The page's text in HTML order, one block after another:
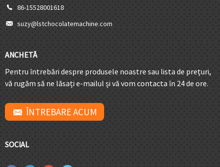
86-15528001618
suzy@lstchocolatemachine.com
ANCHETĂ
Pentru întrebări despre produsele noastre sau lista de prețuri,
vă rugăm să ne lăsați e-mailul și vă vom contacta în 24 de ore.
ÎNTREBARE ACUM
SOCIAL